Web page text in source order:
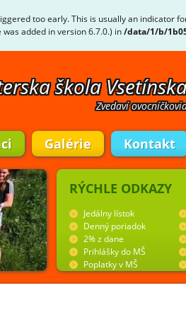
too early. This is usually an indicator
added in version 6.7.0.) in/data/1/b/
škola
Zvedaví
Galérie Kontakt
RÝCHLE ODKAZY
Jedálny lístok
Denný poriadok
2% z dane
Prihlášky do MŠ
Poplatky v MŠ